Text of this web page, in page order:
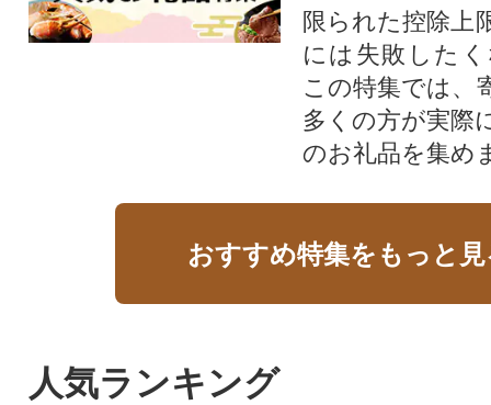
限られた控除上
には失敗した
この特集では、
多くの方が実際
のお礼品を集め
おすすめ特集をもっと
人気ランキング